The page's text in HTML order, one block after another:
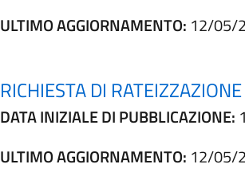
ULTIMO AGGIORNAMENTO: 12/05/
RICHIESTA DI
DATA INIZIALE DI PUBBLICAZIONE:
ULTIMO AGGIORNAMENTO: 12/05/